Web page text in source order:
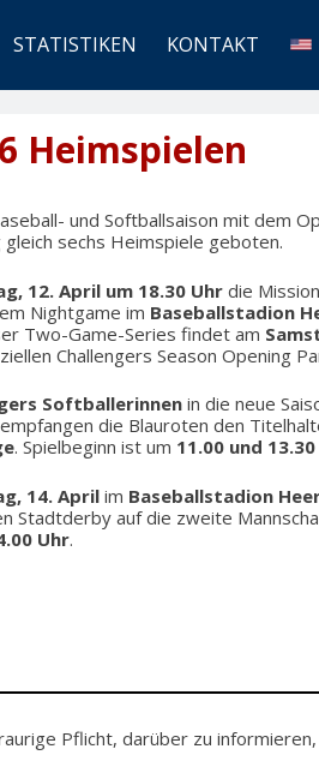
STATISTIKEN KONTAKT
Heimspielen
und Softballsaison mit dem
sechs Heimspiele geboten.
12. April um 18.30 Uhr die
Nightgame im Baseballstadion
Two-Game-Series findet am
Challengers Season Opening
Softballerinnen in die neue
die Blauroten den
. Spielbeginn ist um 11.00 und
14. Aprilim Baseballstadion
Stadtderby auf die zweite
Uhr.
Pflicht, darüber zu